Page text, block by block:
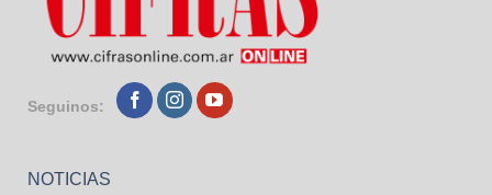
Seguinos:
NOTICIAS